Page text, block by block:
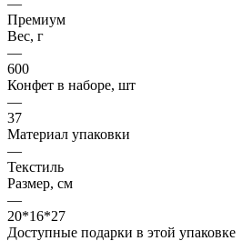
Премиум
Вес, г
—
600
Конфет в наборе, шт
—
37
Материал упаковки
—
Текстиль
Размер, см
—
20*16*27
Доступные подарки в этой упаковке